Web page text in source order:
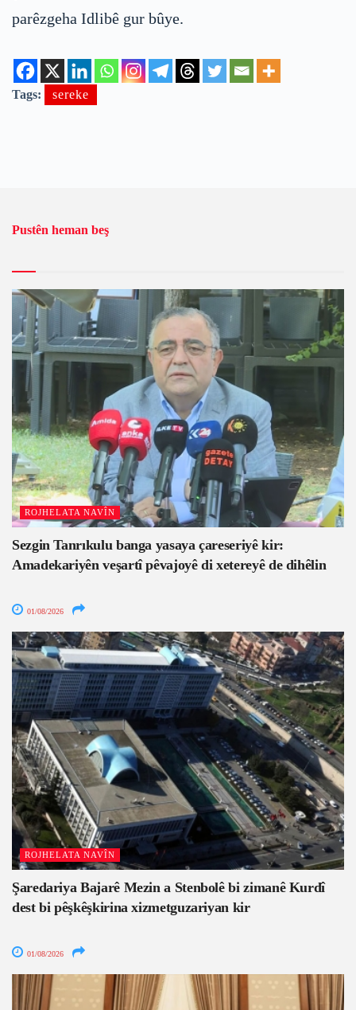
parêzgeha Idlibê gur bûye.
Tags: sereke
Pustên heman beş
ROJHELATA NAVÎN
Sezgin Tanrıkulu banga yasaya çareseriyê kir:
Amadekariyên veşartî pêvajoyê di xetereyê de dihêlin
01/08/2026
ROJHELATA NAVÎN
Şaredariya Bajarê Mezin a Stenbolê bi zimanê Kurdî
dest bi pêşkêşkirina xizmetguzariyan kir
01/08/2026